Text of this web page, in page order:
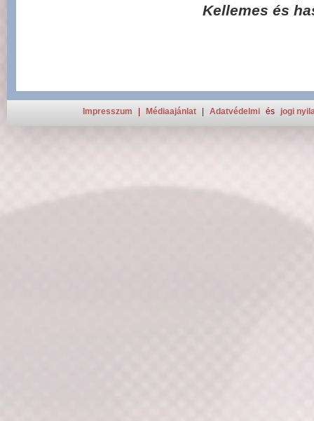
Kellemes és
Impresszum | Médiaajánlat | Adatvédelmi és jogi